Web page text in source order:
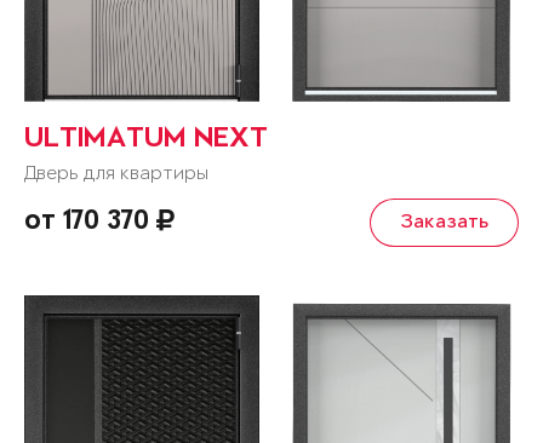
ULTIMATUM NEXT
Дверь для квартиры
от 170 370 Заказать